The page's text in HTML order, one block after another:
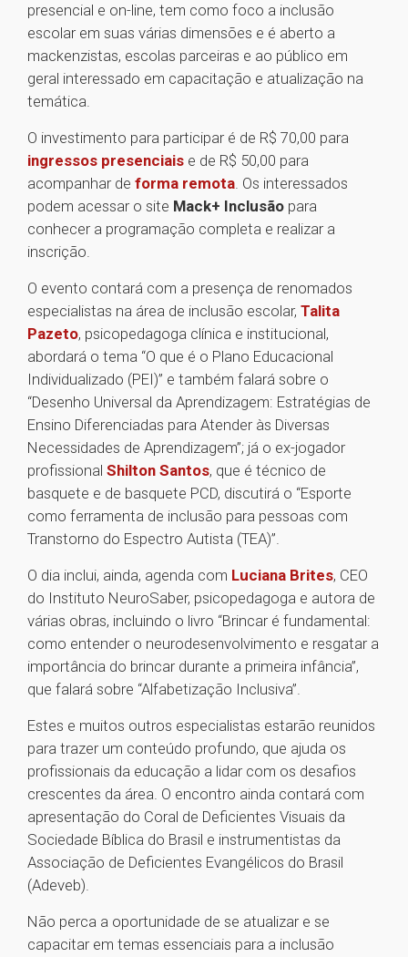
presencial e on-line, tem como foco a inclusão
escolar em suas várias dimensões e é aberto a
mackenzistas, escolas parceiras e ao público em
geral interessado em capacitação e atualização na
temática.
O investimento para participar é de R$ 70,00 para
ingressos presenciais e de R$ 50,00 para
acompanhar de forma remota. Os interessados
podem acessar o site Mack+ Inclusão para
conhecer a programação completa e realizar a
inscrição.
O evento contará com a presença de renomados
especialistas na área de inclusão escolar, Talita
Pazeto, psicopedagoga clínica e institucional,
abordará o tema “O que é o Plano Educacional
Individualizado (PEI)” e também falará sobre o
“Desenho Universal da Aprendizagem: Estratégias de
Ensino Diferenciadas para Atender às Diversas
Necessidades de Aprendizagem”; já o ex-jogador
profissional Shilton Santos, que é técnico de
basquete e de basquete PCD, discutirá o “Esporte
como ferramenta de inclusão para pessoas com
Transtorno do Espectro Autista (TEA)”.
O dia inclui, ainda, agenda com Luciana Brites, CEO
do Instituto NeuroSaber, psicopedagoga e autora de
várias obras, incluindo o livro “Brincar é fundamental:
como entender o neurodesenvolvimento e resgatar a
importância do brincar durante a primeira infância”,
que falará sobre “Alfabetização Inclusiva”.
Estes e muitos outros especialistas estarão reunidos
para trazer um conteúdo profundo, que ajuda os
profissionais da educação a lidar com os desafios
crescentes da área. O encontro ainda contará com
apresentação do Coral de Deficientes Visuais da
Sociedade Bíblica do Brasil e instrumentistas da
Associação de Deficientes Evangélicos do Brasil
(Adeveb).
Não perca a oportunidade de se atualizar e se
capacitar em temas essenciais para a inclusão